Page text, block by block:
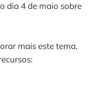
dia 4 de maio sobre
mais este tema,